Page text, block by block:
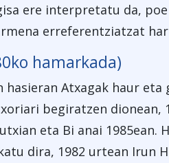
ere interpretatu da,
erreferentziatzat
hamarkada)
hasieran Atxagak haur
begiratzen dionean,
eta Bi anai 1985ean.
dira, 1982 urtean Irun